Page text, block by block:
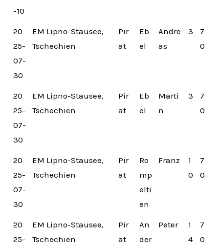
-10
20
25-
07-
30
EM Lipno-Stausee,
Tschechien
Pir
at
Eb
el
Andre
as
3
7
0
20
25-
07-
30
EM Lipno-Stausee,
Tschechien
Pir
at
Eb
el
Marti
n
3
7
0
20
25-
07-
30
EM Lipno-Stausee,
Tschechien
Pir
at
Ro
mp
elti
en
Franz
1
0
7
0
20
25-
EM Lipno-Stausee,
Tschechien
Pir
at
An
der
Peter
1
4
7
0